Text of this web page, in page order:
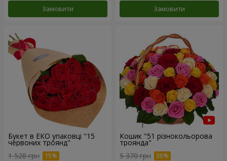
Замовити Замовити
Букет в ЕКО упаковці "15
червоних троянд"
1 528 грн
Кошик "51 різнокольорова
троянда"
5 370 грн